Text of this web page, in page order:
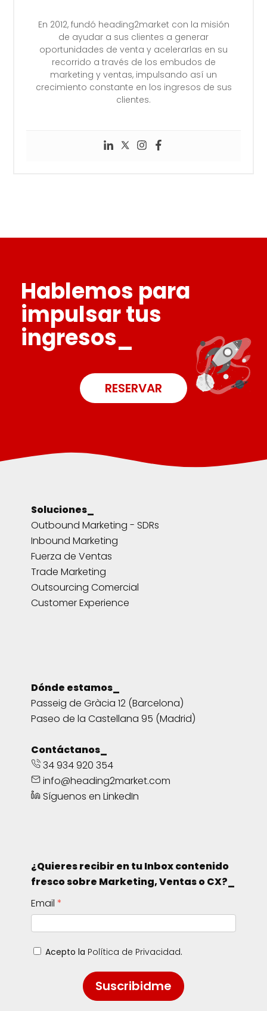
En 2012, fundó heading2market con la misión
de ayudar a sus clientes a generar
oportunidades de venta y acelerarlas en su
recorrido a través de los embudos de
marketing y ventas, impulsando así un
crecimiento constante en los ingresos de sus
clientes.
Hablemos para
impulsar tus
ingresos_
RESERVAR
Soluciones_
Outbound Marketing - SDRs
Inbound Marketing
Fuerza de Ventas
Trade Marketing
Outsourcing Comercial
Customer Experience
Dónde estamos_
Passeig de Gràcia 12 (Barcelona)
Paseo de la Castellana 95 (Madrid)
Contáctanos_
34 934 920 354
info@heading2market.com
Síguenos en LinkedIn
¿Quieres recibir en tu Inbox contenido
fresco sobre Marketing, Ventas o CX?_
Email
Acepto la Política de Privacidad.
Suscribidme